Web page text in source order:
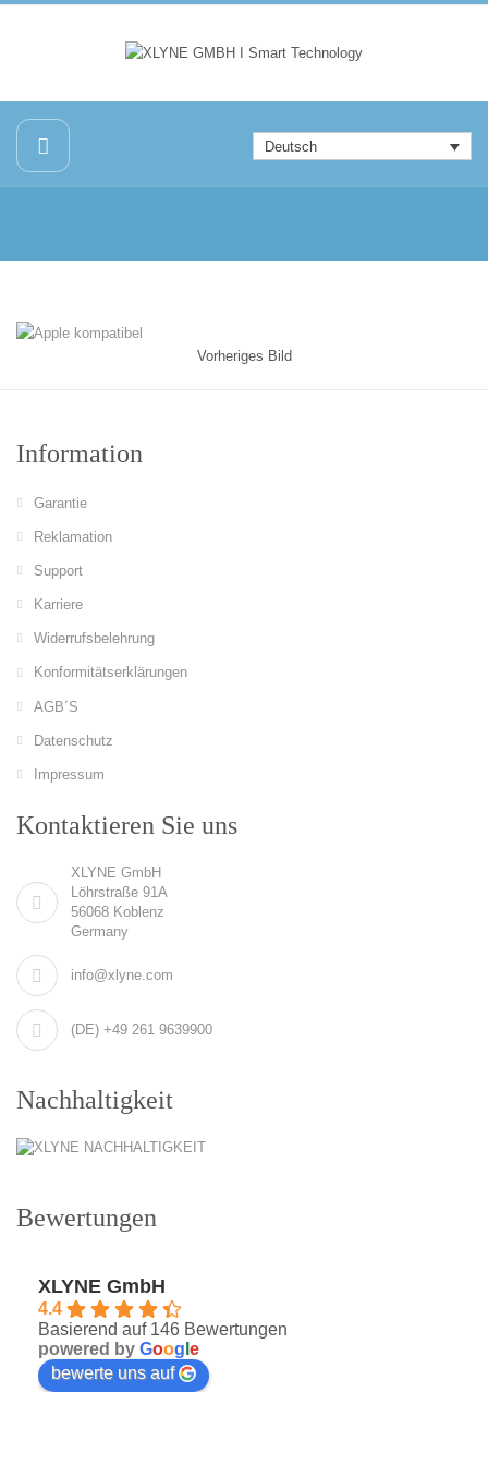
Deutsch
Vorheriges Bild
Information
Garantie
Reklamation
Support
Karriere
Widerrufsbelehrung
Konformitätserklärungen
AGB´S
Datenschutz
Impressum
Kontaktieren Sie uns
XLYNE GmbH
Löhrstraße 91A
56068 Koblenz
Germany
info@xlyne.com
(DE) +49 261 9639900
Nachhaltigkeit
Bewertungen
XLYNE GmbH
4.4
Basierend auf 146 Bewertungen
powered by Goog e
bewerte uns auf